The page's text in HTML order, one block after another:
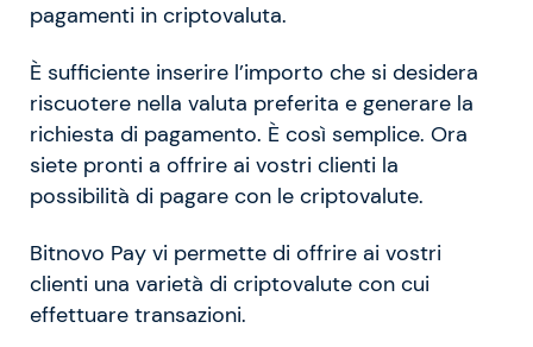
pagamenti in criptovaluta.
È sufficiente inserire l’importo che si desidera
riscuotere nella valuta preferita e generare la
richiesta di pagamento. È così semplice. Ora
siete pronti a offrire ai vostri clienti la
possibilità di pagare con le criptovalute.
Bitnovo Pay vi permette di offrire ai vostri
clienti una varietà di criptovalute con cui
effettuare transazioni.